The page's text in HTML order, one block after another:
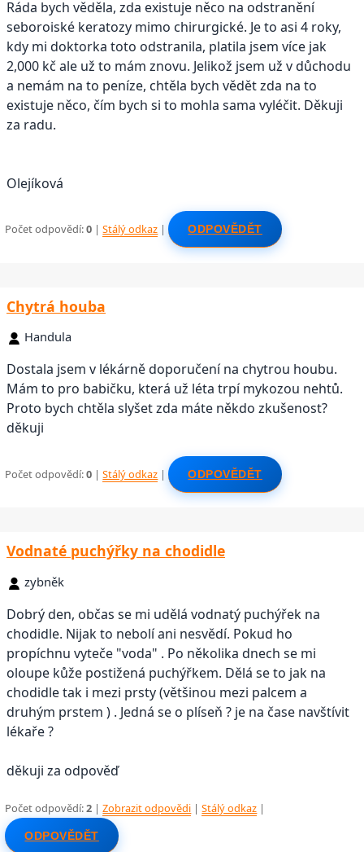
Ráda bych věděla, zda existuje něco na odstranění
seboroiské keratozy mimo chirurgické. Je to asi 4 roky,
kdy mi doktorka toto odstranila, platila jsem více jak
2,000 kč ale už to mám znovu. Jelikož jsem už v důchodu
a nemám na to peníze, chtěla bych vědět zda na to
existuje něco, čím bych si to mohla sama vyléčit. Děkuji
za radu.
Olejíková
Počet odpovědí:0 |Stálý odkaz | ODPOVĚDĚT
Chytrá houba
Handula
Dostala jsem v lékárně doporučení na chytrou houbu.
Mám to pro babičku, která už léta trpí mykozou nehtů.
Proto bych chtěla slyšet zda máte někdo zkušenost?
děkuji
Počet odpovědí:0 |Stálý odkaz | ODPOVĚDĚT
Vodnaté puchýřky na chodidle
zybněk
Dobrý den, občas se mi udělá vodnatý puchýřek na
chodidle. Nijak to nebolí ani nesvědí. Pokud ho
propíchnu vyteče "voda" . Po několika dnech se mi
oloupe kůže postižená puchýřkem. Dělá se to jak na
chodidle tak i mezi prsty (většinou mezi palcem a
druhým prstem ) . Jedná se o plíseň ? je na čase navštívit
lékaře ?
děkuji za odpověď
Počet odpovědí:2 |Zobrazit odpovědi |Stálý odkaz |
ODPOVĚDĚT